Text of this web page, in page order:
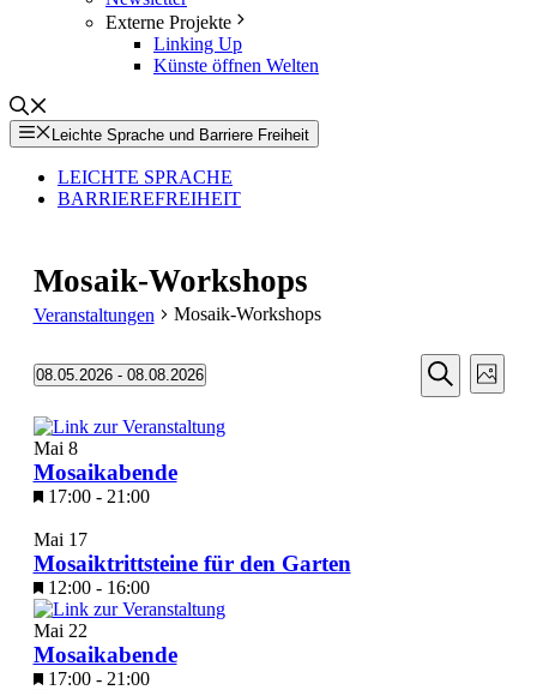
Externe Projekte
Linking Up
Künste öffnen Welten
Leichte Sprache und Barriere Freiheit
LEICHTE SPRACHE
BARRIEREFREIHEIT
Mosaik-Workshops
Veranstaltungen Mosaik-Workshops
Veranstaltungen
Suche
Suche
Foto
08.05.2026 - 08.08.2026
auswählen.
List
of
Veranstaltungen
in
Photo
View
Mai 8
Mosaikabende
17:00 - 21:00
Mai 17
Mosaiktrittsteine für den Garten
12:00 - 16:00
Mai 22
Mosaikabende
17:00 - 21:00